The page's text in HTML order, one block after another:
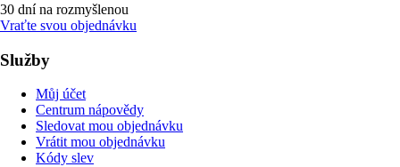
30 dní na rozmyšlenou
Vraťte svou objednávku
Služby
Můj účet
Centrum nápovědy
Sledovat mou objednávku
Vrátit mou objednávku
Kódy slev